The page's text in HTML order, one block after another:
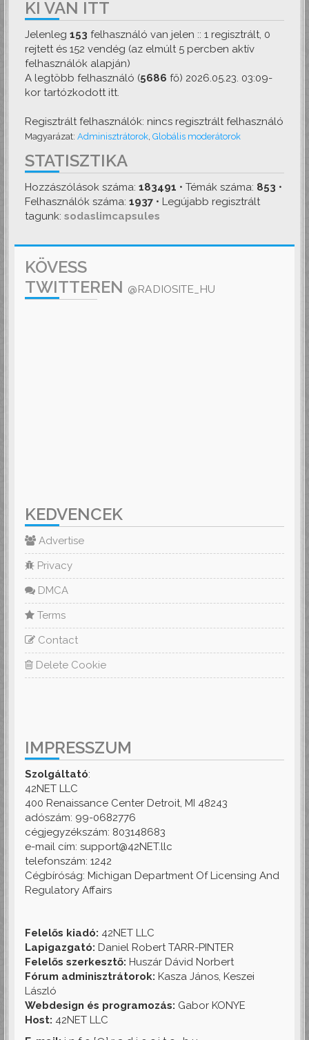
KI VAN ITT
Jelenleg 153 felhasználó van jelen :: 1 regisztrált, 0
rejtett és 152 vendég (az elmúlt 5 percben aktív
felhasználók alapján)
A legtöbb felhasználó (5686 fő) 2026.05.23. 03:09-
kor tartózkodott itt.
Regisztrált felhasználók: nincs regisztrált felhasználó
Magyarázat: Adminisztrátorok Globális moderátorok
STATISZTIKA
Hozzászólások száma: 183491 • Témák száma: 853 •
Felhasználók száma: 1937 • Legújabb regisztrált
tagunk: sodaslimcapsules
KÖVESS
TWITTEREN @RADIOSITE_HU
KEDVENCEK
Advertise
Privacy
DMCA
Terms
Contact
Delete Cookie
IMPRESSZUM
Szolgáltató:
42NET LLC
400 Renaissance Center Detroit, MI 48243
adószám: 99-0682776
cégjegyzékszám: 803148683
e-mail cím: support@42NET.llc
telefonszám: 1242
Cégbíróság: Michigan Department Of Licensing And
Regulatory Affairs
Felelős kiadó: 42NET LLC
Lapigazgató: Daniel Robert TARR-PINTER
Felelős szerkesztő: Huszár Dávid Norbert
Fórum adminisztrátorok: Kasza János, Keszei
László
Webdesign és programozás: Gabor KONYE
Host: 42NET LLC